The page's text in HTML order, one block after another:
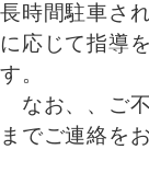
長時間駐車さ
に応じて指導
す。
なお、、ご
までご連絡を